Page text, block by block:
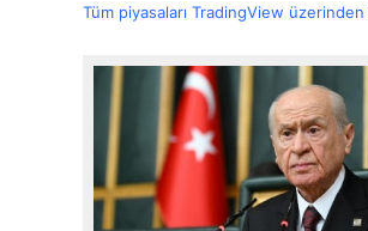
Tüm piyasaları TradingView